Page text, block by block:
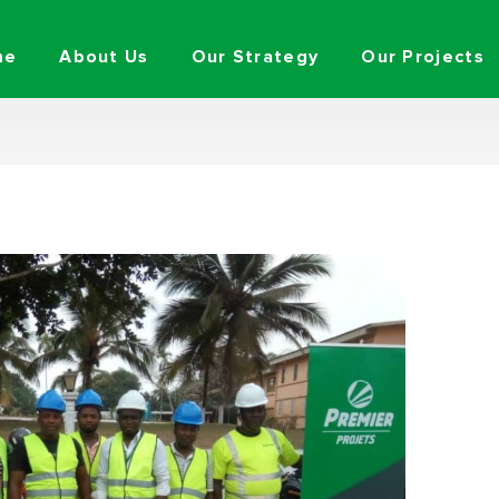
About Us Our Strategy Our Projects